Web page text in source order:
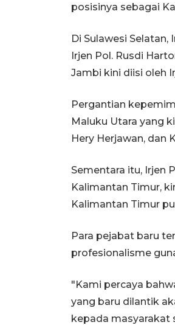
posisinya sebagai
Di Sulawesi
Irjen Pol. Rusdi
Jambi kini diisi oleh
Pergantian
Maluku Utara yang
Hery Herjawan, dan
Sementara itu, Irjen
Kalimantan Timur,
Kalimantan Timur
Para pejabat baru
profesionalisme
"Kami percaya
yang baru dilantik
kepada masyarakat